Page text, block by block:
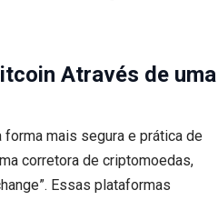
Através de uma
forma mais segura e prática de
corretora de criptomoedas,
Essas plataformas